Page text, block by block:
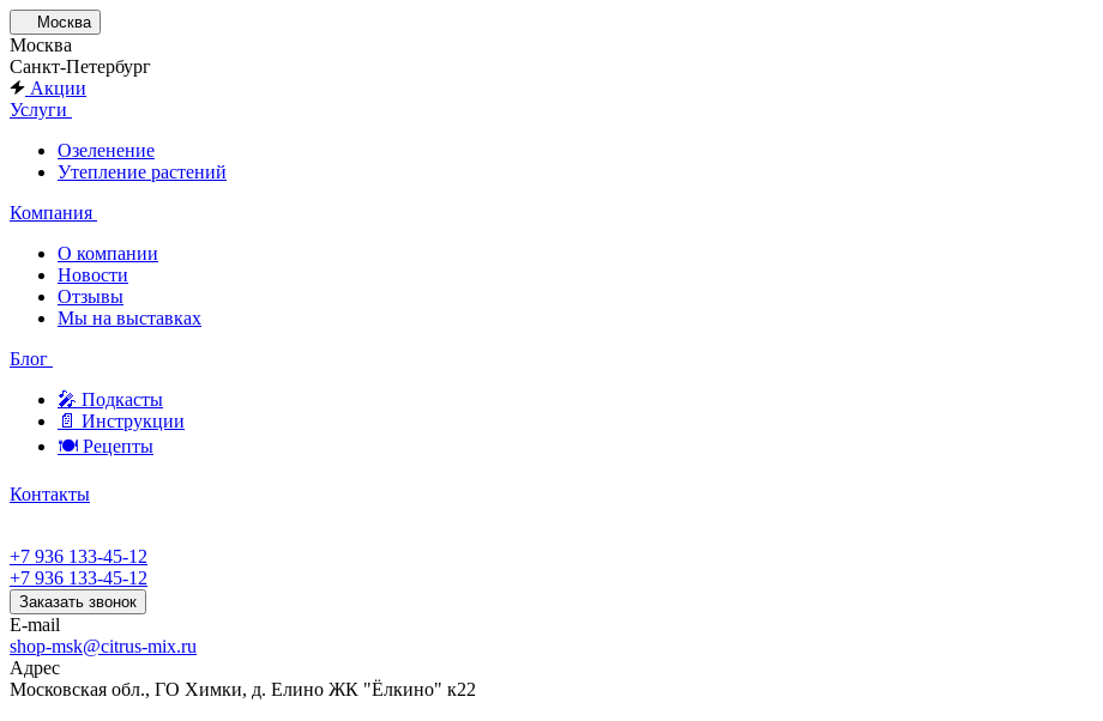
Москва
Москва
Санкт-Петербург
Акции
Услуги
Озеленение
Утепление растений
Компания
О компании
Новости
Отзывы
Мы на выставках
Блог
🎤︎︎ Подкасты
📄 Инструкции
🍽 Рецепты
Контакты
+7 936 133-45-12
+7 936 133-45-12
Заказать звонок
E-mail
shop-msk@citrus-mix.ru
Адрес
Московская обл., ГО Химки, д. Елино ЖК "Ёлкино" к22